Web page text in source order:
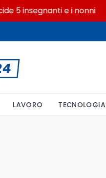
5 insegnanti e i nonni
LAVORO TECNOLOGIA